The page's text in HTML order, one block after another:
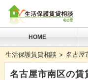
HOME
生活保護賃貸相談 名古屋
名古屋市南区の賃